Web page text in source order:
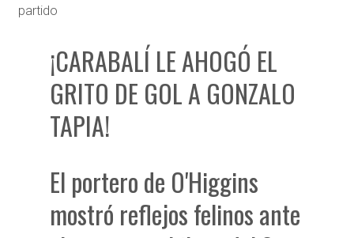
partido
¡CARABALÍ LE AHOGÓ EL
GRITO DE GOL A GONZALO
TAPIA!
El portero de O'Higgins
mostró reflejos felinos ante